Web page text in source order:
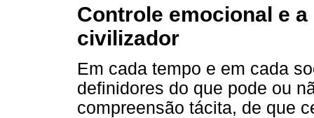
Controle emocional e
civilizador
Em cada tempo e em cada
definidores do que pode ou
compreensão tácita, de que